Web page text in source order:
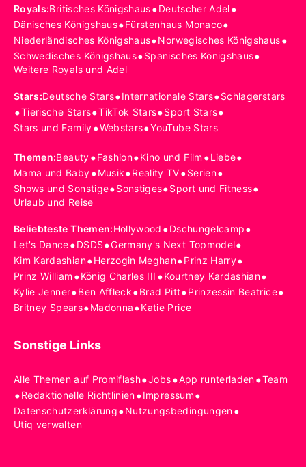
Royals:Britisches Königshaus•Deutscher Adel•
Dänisches Königshaus•Fürstenhaus Monaco•
Niederländisches Königshaus•Norwegisches Königshaus•
Schwedisches Königshaus•Spanisches Königshaus•
Weitere Royals und Adel
Stars:Deutsche Stars•Internationale Stars•Schlagerstars
•Tierische Stars•TikTok Stars•Sport Stars•
Stars und Family•Webstars•YouTube Stars
Themen:Beauty•Fashion•Kino und Film •Liebe•
Mama und Baby•Musik•Reality TV•Serien•
Shows und Sonstige•Sonstiges•Sport und Fitness•
Urlaub und Reise
Beliebteste Themen:Hollywood •Dschungelcamp•
Let's Dance•DSDS•Germany's Next Topmodel•
Kim Kardashian•Herzogin Meghan•Prinz Harry•
Prinz William •König Charles III •Kourtney Kardashian•
Kylie Jenner•Ben Affleck•Brad Pitt•Prinzessin Beatrice•
Britney Spears•Madonna•Katie Price
Sonstige Links
Alle Themen auf Promiflash•Jobs•App runterladen•Team
•Redaktionelle Richtlinien•Impressum•
Datenschutzerklärung•Nutzungsbedingungen•
Utiq verwalten